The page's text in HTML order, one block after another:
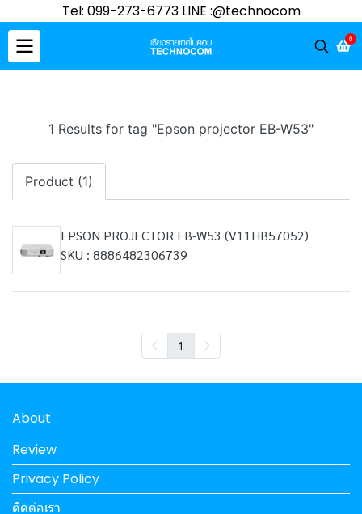
Tel: 099-273-6773 LINE :@technocom
0
1 Results for tag "Epson projector EB-W53"
Product (1)
EPSON PROJECTOR EB-W53 (V11HB57052)
SKU : 8886482306739
1
About
Review
Privacy Policy
ติดต่อเรา